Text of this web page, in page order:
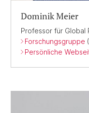
Dominik Meier
Professor für Global
Forschungsgruppe
Persönliche